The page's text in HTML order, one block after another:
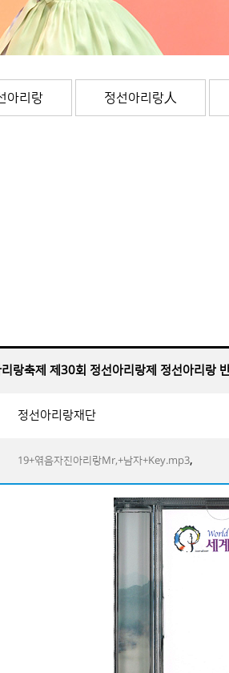
아리랑 정선아리랑人
랑축제 제30회 정선아리랑제 정선아리랑
정선아리랑재단
19+엮음자진아리랑Mr,+남자+Key.mp3,